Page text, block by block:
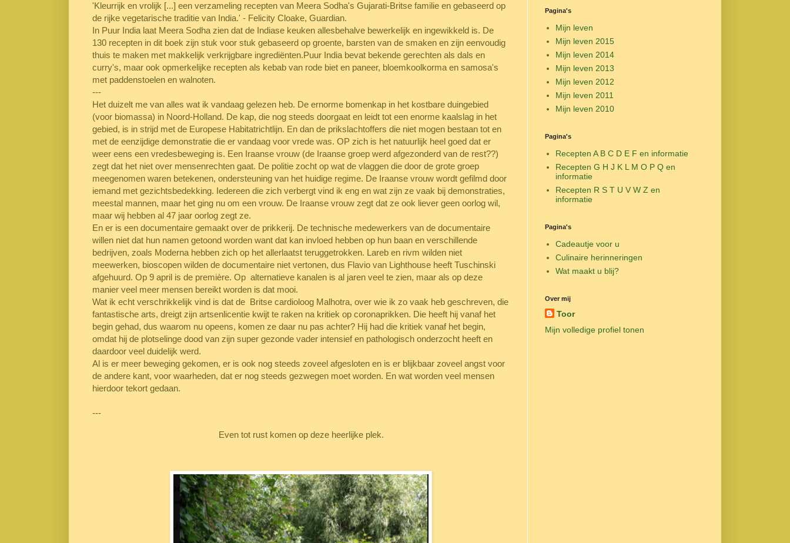
'Kleurrijk en vrolijk [...] een verzameling recepten van Meera Sodha's Gujarati-Britse familie en gebaseerd op
de rijke vegetarische traditie van India.' - Felicity Cloake, Guardian.
In Puur India laat Meera Sodha zien dat de Indiase keuken allesbehalve bewerkelijk en ingewikkeld is. De
130 recepten in dit boek zijn stuk voor stuk gebaseerd op groente, barsten van de smaken en zijn eenvoudig
thuis te maken met makkelijk verkrijgbare ingrediënten.Puur India bevat bekende gerechten als dals en
curry's, maar ook opmerkelijke recepten als kebab van rode biet en paneer, bloemkoolkorma en samosa's
met paddenstoelen en walnoten.
---
Het duizelt me van alles wat ik vandaag gelezen heb. De ernorme bomenkap in het kostbare duingebied
(voor biomassa) in Noord-Holland. De kap, die nog steeds doorgaat en leidt tot een enorme kaalslag in het
gebied, is in strijd met de Europese Habitatrichtlijn. En dan de prikslachtoffers die niet mogen bestaan tot en
met de eenzijdige demonstratie die er vandaag voor vrede was. OP zich is het natuurlijk heel goed dat er
weer eens een vredesbeweging is. Een Iraanse vrouw (de Iraanse groep werd afgezonderd van de rest??)
zegt dat het niet over mensenrechten gaat. De politie zocht op wat de vlaggen die door de grote groep
meegenomen waren betekenen, ondersteuning van het huidige regime. De Iraanse vrouw wordt gefilmd door
iemand met gezichtsbedekking. Iedereen die zich verbergt vind ik eng en wat zijn ze vaak bij demonstraties,
meestal mannen, maar het ging nu om een vrouw. De Iraanse vrouw zegt dat ze ook liever geen oorlog wil,
maar wij hebben al 47 jaar oorlog zegt ze.
En er is een documentaire gemaakt over de prikkerij. De technische medewerkers van de documentaire
willen niet dat hun namen getoond worden want dat kan invloed hebben op hun baan en verschillende
bedrijven, zoals Moderna hebben zich op het allerlaatst teruggetrokken. Lareb en rivm wilden niet
meewerken, bioscopen wilden de documentaire niet vertonen, dus Flavio van Lighthouse heeft Tuschinski
afgehuurd. Op 9 april is de première. Op alternatieve kanalen is al jaren veel te zien, maar als op deze
manier veel meer mensen bereikt worden is dat mooi.
Wat ik echt verschrikkelijk vind is dat de Britse cardioloog Malhotra, over wie ik zo vaak heb geschreven, die
fantastische arts, dreigt zijn artsenlicentie kwijt te raken na kritiek op coronaprikken. Die heeft hij vanaf het
begin gehad, dus waarom nu opeens, komen ze daar nu pas achter? Hij had die kritiek vanaf het begin,
omdat hij de plotselinge dood van zijn super gezonde vader intensief en pathologisch onderzocht heeft en
daardoor veel duidelijk werd.
Al is er meer beweging gekomen, er is ook nog steeds zoveel afgesloten en is er blijkbaar zoveel angst voor
de andere kant, voor waarheden, dat er nog steeds gezwegen moet worden. En wat worden veel mensen
hierdoor tekort gedaan.
---
Even tot rust komen op deze heerlijke plek.
Pagina's
Mijn leven
Mijn leven 2015
Mijn leven 2014
Mijn leven 2013
Mijn leven 2012
Mijn leven 2011
Mijn leven 2010
Pagina's
Recepten A B C D E F en informatie
Recepten G H J K L M O P Q en
informatie
Recepten R S T U V W Z en
informatie
Pagina's
Cadeautje voor u
Culinaire herinneringen
Wat maakt u blij?
Over mij
Toor
Mijn volledige profiel tonen